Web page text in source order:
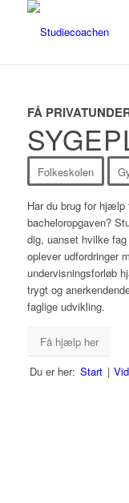
FÅ
Folkeskolen
Har du brug for
bacheloropgaven?
dig, uanset hvilke
oplever udfordringer
undervisningsforløb
trygt og
faglige udvikling.
Få hjælp her
Du er her: Start |